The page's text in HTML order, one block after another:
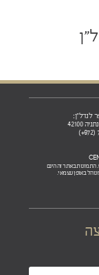
התמונות באתר זה הינם
באופן עצמאי.